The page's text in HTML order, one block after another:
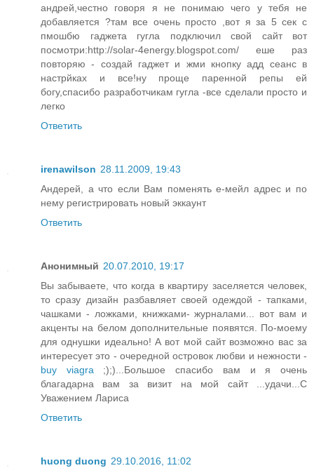
андрей,честно говоря я не понимаю чего у тебя не
добавляется ?там все очень просто ,вот я за 5 сек с
пмошбю гаджета гугла подключил свой сайт вот
посмотри:http://solar-4energy.blogspot.com/ еше раз
повторяю - создай гаджет и жми кнопку адд сеанс в
настрйках и все!ну проще паренной репы ей
богу,спасибо разработчикам гугла -все сделали просто и
легко
Ответить
irenawilson 28.11.2009, 19:43
Андерей, а что если Вам поменять е-мейл адрес и по
нему регистрировать новый эккаунт
Ответить
Анонимный 20.07.2010, 19:17
Вы забываете, что когда в квартиру заселяется человек,
то сразу дизайн разбавляет своей одеждой - тапками,
чашками - ложками, книжками- журналами... вот вам и
акценты на белом дополнительные появятся. По-моему
для однушки идеально! А вот мой сайт возможно вас за
интересует это - очередной островок любви и нежности -
buy viagra ;);)...Большое спасибо вам и я очень
благадарна вам за визит на мой сайт ...удачи...С
Уважением Лариса
Ответить
huong duong 29.10.2016, 11:02